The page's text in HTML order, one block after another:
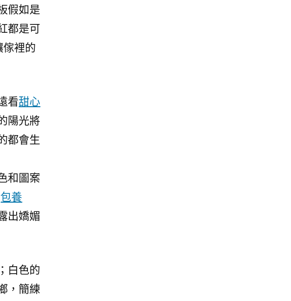
假如是
都是可
傢裡的
看甜心
陽光將
都會生
和圖案
包養
出嬌媚
白色的
，簡練